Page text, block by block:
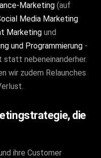
Marketing (auf
Media Marketing
Marketing und
und Programmierung -
statt nebeneinanderher.
wir zudem Relaunches
die
ihre Customer